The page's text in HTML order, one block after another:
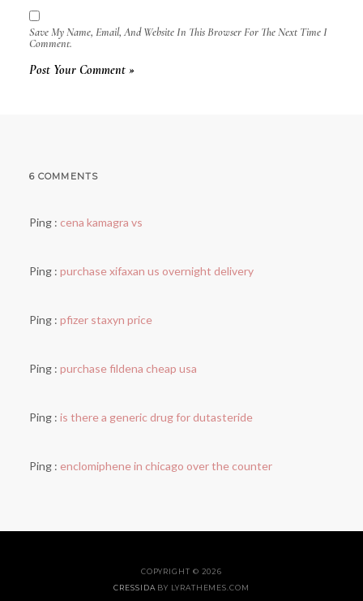
Save My Name, Email, And Website In This Browser For The Next Time I
Comment.
6 COMMENTS
Ping : cena kamagra vs
Ping : purchase xifaxan us overnight delivery
Ping : pfizer staxyn price
Ping : purchase fildena cheap usa
Ping : is there a generic drug for dutasteride
Ping : enclomiphene in chicago over the counter
COPYRIGHT © 2026
CRESSIDA BY LYRATHEMES.COM